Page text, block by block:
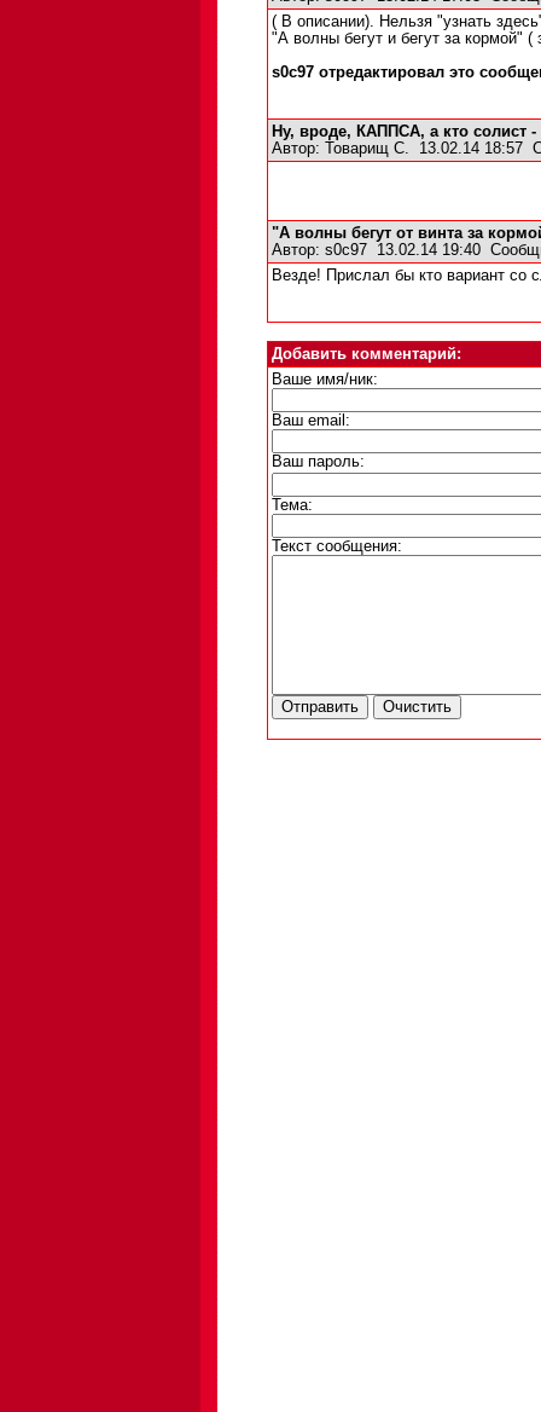
( В описании). Нельзя "узнать
"А волны бегут и бегут за кормой" (
s0c97 отредактировал это
Ну, вроде, КАППСА, а кто солист
Автор:
Товарищ С. 13.02.14 18:57
"А волны бегут от винта за
Автор: s0c97 13.02.14 19:40
Везде! Прислал бы кто вариант со
Добавить комментарий:
Ваше имя/ник:
Ваш email:
Ваш пароль:
Тема:
Текст сообщения: